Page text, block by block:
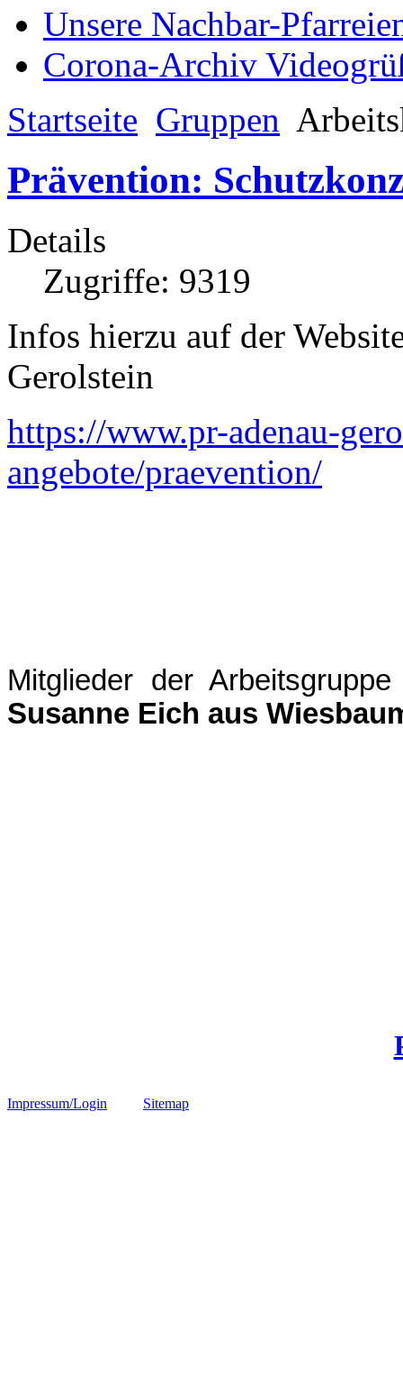
Unsere Nachbar-
Corona-Archiv
Startseite Gruppen
Prävention:
Details
Zugriffe: 9319
Infos hierzu auf der
Gerolstein
https://www.pr-adenau-
angebote/praevention/
Mitglieder der
Susanne Eich aus
Impressum/Login Sitemap